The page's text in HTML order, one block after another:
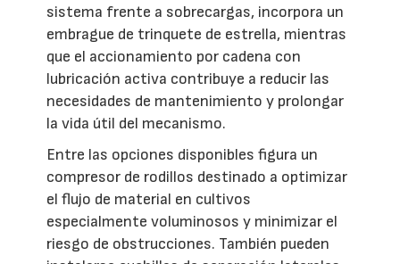
sistema frente a sobrecargas, incorpora un
embrague de trinquete de estrella, mientras
que el accionamiento por cadena con
lubricación activa contribuye a reducir las
necesidades de mantenimiento y prolongar
la vida útil del mecanismo.
Entre las opciones disponibles figura un
compresor de rodillos destinado a optimizar
el flujo de material en cultivos
especialmente voluminosos y minimizar el
riesgo de obstrucciones. También pueden